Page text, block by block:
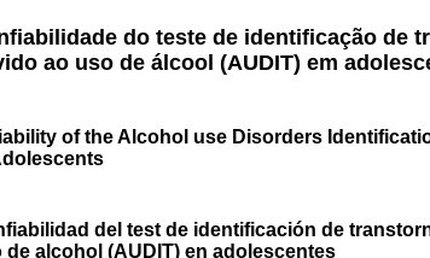
do teste de identificação de
ao uso de álcool (AUDIT) em
of the Alcohol use Disorders
del test de identificación de
de alcohol (AUDIT) en adolescentes